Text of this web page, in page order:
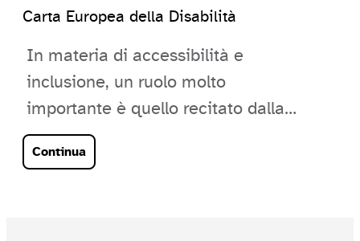
Carta Europea della Disabilità
In materia di accessibilità e
inclusione, un ruolo molto
importante è quello recitato dalla
Carta Europea della Disabilità, che
rappresenta…
Continua